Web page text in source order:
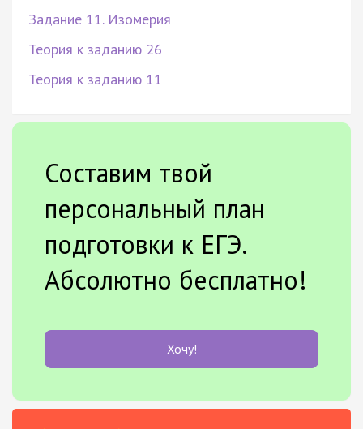
Задание 11. Изомерия
Теория к заданию 26
Теория к заданию 11
Составим твой
персональный план
подготовки к ЕГЭ.
Абсолютно бесплатно!
Хочу!